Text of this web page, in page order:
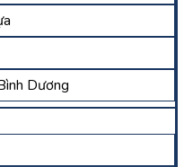
Dương